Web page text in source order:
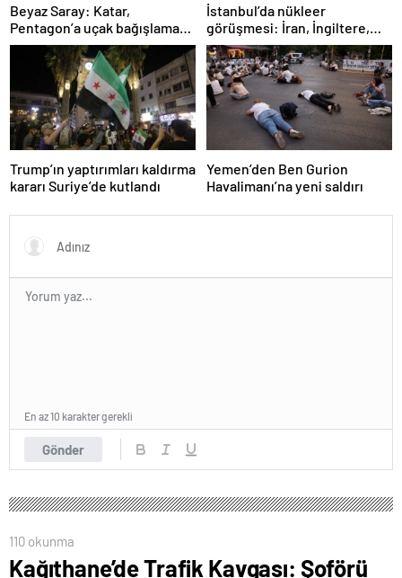
Beyaz Saray: Katar,
Pentagon’a uçak bağışlamayı
teklif etti
İstanbul’da nükleer
görüşmesi: İran, İngiltere,
Fransa ve Almanya buluşacak
Trump’ın yaptırımları kaldırma
kararı Suriye’de kutlandı
Yemen’den Ben Gurion
Havalimanı’na yeni saldırı
Gönder
En az 10 karakter gerekli
110 okunma
Kağıthane’de Trafik Kavgası: Şoförü